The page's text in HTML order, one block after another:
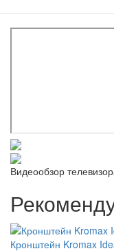
Видеообзор
Кронштейн Kromax